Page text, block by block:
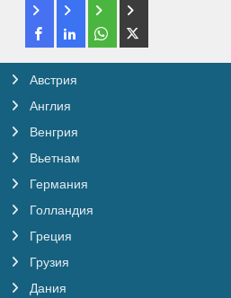
Австрия
Англия
Венгрия
Вьетнам
Германия
Голландия
Греция
Грузия
Дания